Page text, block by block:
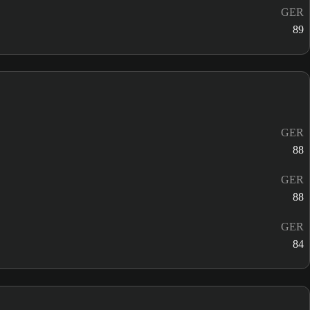
GER
89
GER
88
GER
88
GER
84